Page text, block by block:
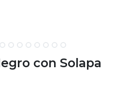
con Solapa